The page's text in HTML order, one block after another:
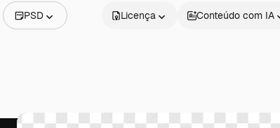
PSD
Vídeos
Licença Conteúdo com IA